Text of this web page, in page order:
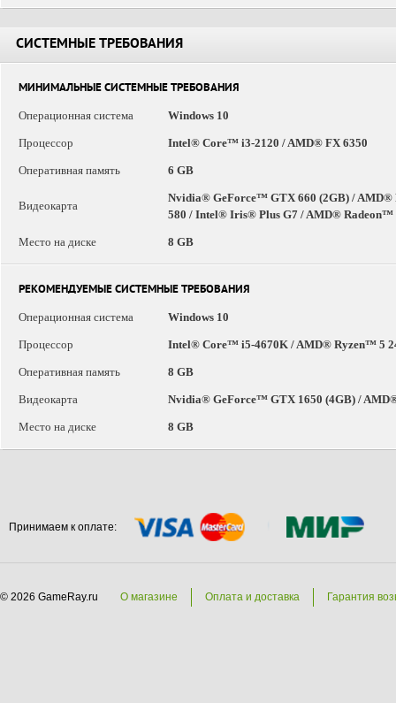
СИСТЕМНЫЕ ТРЕБОВАНИЯ
МИНИМАЛЬНЫЕ СИСТЕМНЫЕ ТРЕБОВАНИЯ
Операционная система
Windows 10
Процессор Intel® Core™ i3-2120 / AMD® FX 6350
Оперативная память 6 GB
Видеокарта
Nvidia® GeForce™ GTX 660 (2GB) /
580 / Intel® Iris® Plus G7 / AMD® Radeon™
Место на диске 8 GB
РЕКОМЕНДУЕМЫЕ СИСТЕМНЫЕ ТРЕБОВАНИЯ
Операционная система
Windows 10
Процессор Intel® Core™ i5-4670K / AMD® Ryzen™ 5
Оперативная память 8 GB
Видеокарта Nvidia® GeForce™ GTX 1650 (4GB) /
Место на диске 8 GB
Принимаем к оплате:
© 2026 GameRay.ru О магазине Оплата и доставка Гарантия